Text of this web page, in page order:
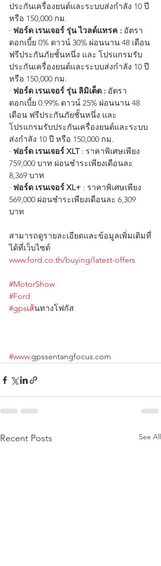
ประกันเครื่องยนต์และระบบส่งกำลัง 10 ปี
หรือ 150,000 กม.
· ฟอร์ด เรนเจอร์ รุ่น ไวลด์แทรค : อัตรา
ดอกเบี้ย 0% ดาวน์ 30% ผ่อนนาน 48 เดือน
ฟรีประกันภัยชั้นหนึ่ง และ โปรแกรมรับ
ประกันเครื่องยนต์และระบบส่งกำลัง 10 ปี
หรือ 150,000 กม.
· ฟอร์ด เรนเจอร์ รุ่น ลิมิเต็ด : อัตรา
ดอกเบี้ย 0.99% ดาวน์ 25% ผ่อนนาน 48
เดือน ฟรีประกันภัยชั้นหนึ่ง และ
โปรแกรมรับประกันเครื่องยนต์และระบบ
ส่งกำลัง 10 ปี หรือ 150,000 กม.
· ฟอร์ด เรนเจอร์ XLT : ราคาพิเศษเพียง
759,000 บาท ผ่อนชำระเพียงเดือนละ
8,369 บาท
· ฟอร์ด เรนเจอร์ XL+ : ราคาพิเศษเพียง
569,000 ผ่อนชำระเพียงเดือนละ 6,309
บาท
สามารถดูรายละเอียดและข้อมูลเพิ่มเติมที่
ได้ที่เว็บไซต์
www.ford.co.th/buying/latest-offers
#MotorShow
#Ford
#gpsเส้นทางโฟกัส
#www.gpssentangfocus.com
Recent Posts See All